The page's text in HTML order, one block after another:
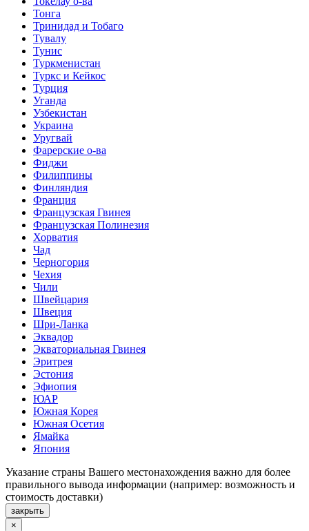
Тонга
Тринидад и Тобаго
Тувалу
Тунис
Туркменистан
Туркс и Кейкос
Турция
Уганда
Узбекистан
Украина
Уругвай
Фарерские о-ва
Фиджи
Филиппины
Финляндия
Франция
Французская Гвинея
Французская Полинезия
Хорватия
Чад
Черногория
Чехия
Чили
Швейцария
Швеция
Шри-Ланка
Эквадор
Экваториальная Гвинея
Эритрея
Эстония
Эфиопия
ЮАР
Южная Корея
Южная Осетия
Ямайка
Япония
Указание страны Вашего местонахождения важно для более
правильного вывода информации (например: возможность и
стоимость доставки)
закрыть
×